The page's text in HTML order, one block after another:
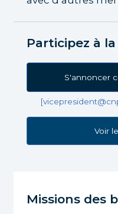
Participez à
S'annoncer
Voir
Missions des